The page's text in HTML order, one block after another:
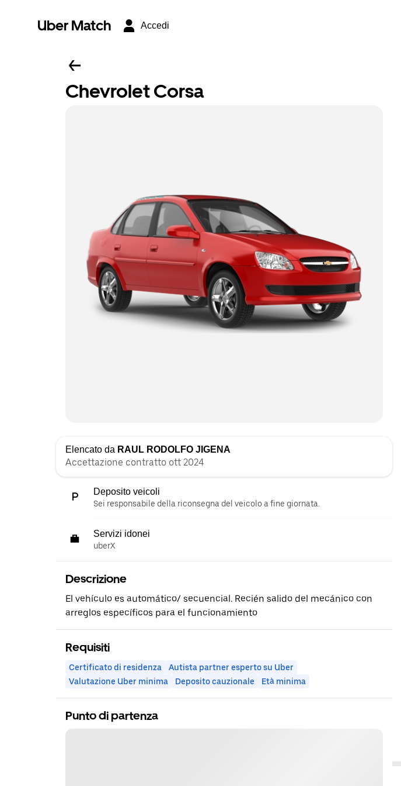
Uber Match Accedi
Chevrolet Corsa
Elencato da RAUL RODOLFO JIGENA
Accettazione contratto ott 2024
Deposito veicoli
Sei responsabile della riconsegna del veicolo a fine giornata.
Servizi idonei
uberX
Descrizione
El vehículo es automático/ secuencial. Recién salido del mecánico con
arreglos específicos para el funcionamiento
Requisiti
Certificato di residenza
Autista partner esperto su Uber
Valutazione Uber minima
Deposito cauzionale Età minima
Punto di partenza